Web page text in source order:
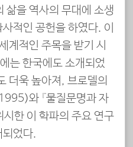
삶을 역사의 무대에 소생
적인 공헌을 하였다. 이
계적인 주목을 받기 시
는 한국에도 소개되었
더욱 높아져, 브로델의
와 『물질문명과 자
한 이 학파의 주요 연구
되었다.